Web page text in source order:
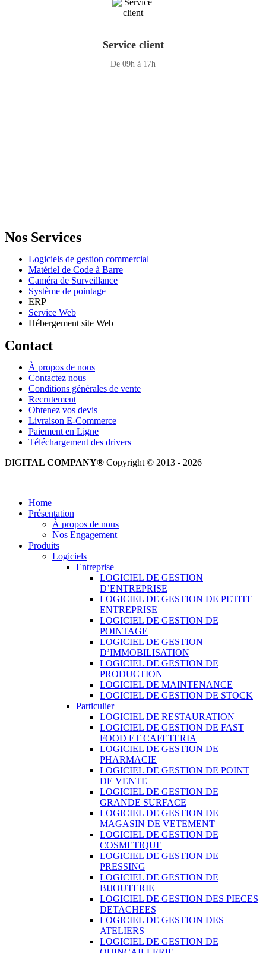
Service client
De 09h à 17h
Nos Services
Logiciels de gestion commercial
Matériel de Code à Barre
Caméra de Surveillance
Système de pointage
ERP
Service Web
Hébergement site Web
Contact
À propos de nous
Contactez nous
Conditions générales de vente
Recrutement
Obtenez vos devis
Livraison E-Commerce
Paiement en Ligne
Téléchargement des drivers
DIGITAL COMPANY® Copyright © 2013 - 2026
Home
Présentation
À propos de nous
Nos Engagement
Produits
Logiciels
Entreprise
LOGICIEL DE GESTION
D’ENTREPRISE
LOGICIEL DE GESTION DE PETITE
ENTREPRISE
LOGICIEL DE GESTION DE
POINTAGE
LOGICIEL DE GESTION
D’IMMOBILISATION
LOGICIEL DE GESTION DE
PRODUCTION
LOGICIEL DE MAINTENANCE
LOGICIEL DE GESTION DE STOCK
Particulier
LOGICIEL DE RESTAURATION
LOGICIEL DE GESTION DE FAST
FOOD ET CAFETERIA
LOGICIEL DE GESTION DE
PHARMACIE
LOGICIEL DE GESTION DE POINT
DE VENTE
LOGICIEL DE GESTION DE
GRANDE SURFACE
LOGICIEL DE GESTION DE
MAGASIN DE VETEMENT
LOGICIEL DE GESTION DE
COSMETIQUE
LOGICIEL DE GESTION DE
PRESSING
LOGICIEL DE GESTION DE
BIJOUTERIE
LOGICIEL DE GESTION DES PIECES
DETACHEES
LOGICIEL DE GESTION DES
ATELIERS
LOGICIEL DE GESTION DE